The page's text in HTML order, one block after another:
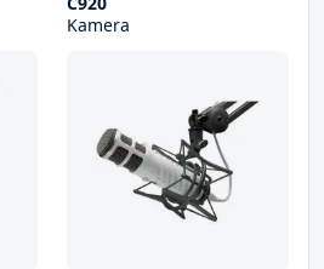
Kamera